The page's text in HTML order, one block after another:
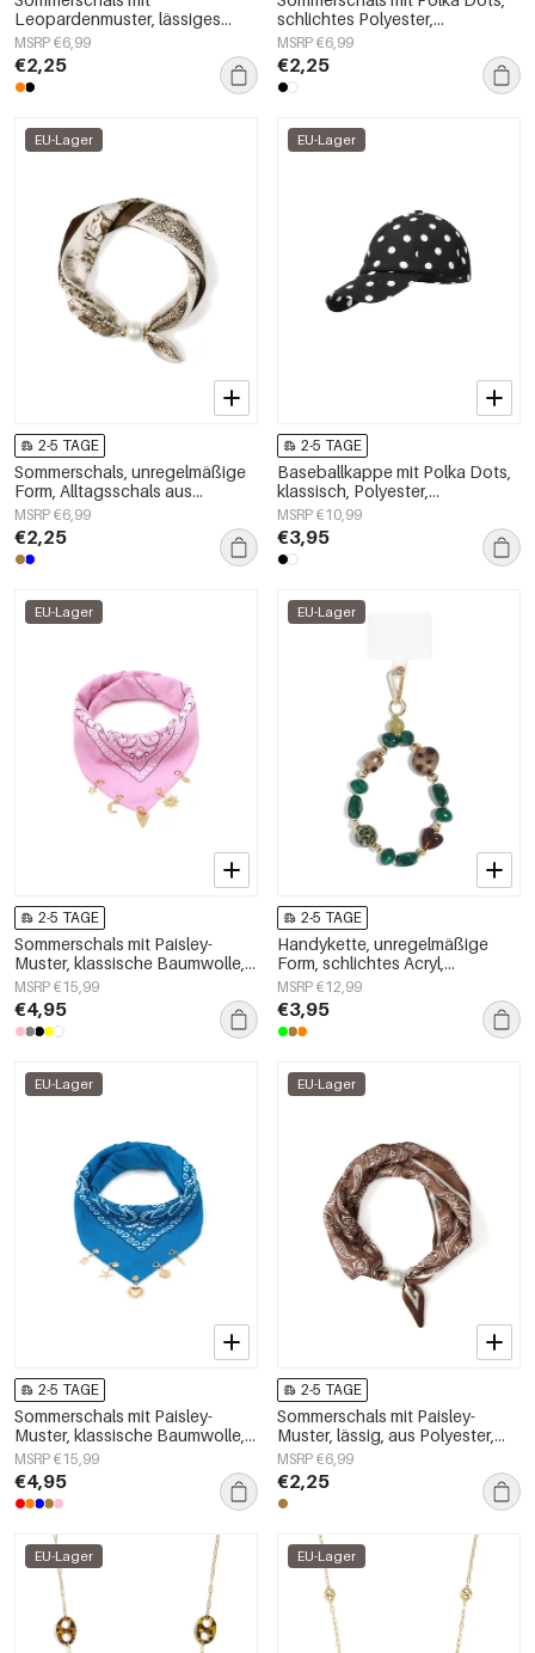
Leopardenmuster, lässiges
Polyester, Alltagsaccessoires
MSRP €6,99
€2,25
schlichtes Polyester,
Alltagsaccessoires
MSRP €6,99
€2,25
EU-Lager
2-5 TAGE
Sommerschals, unregelmäßige
Form, Alltagsschals aus
Polyester, Accessoires für jeden
Tag
MSRP €6,99
€2,25
EU-Lager
2-5 TAGE
Baseballkappe mit Polka Dots,
klassisch, Polyester,
Alltagsaccessoire
MSRP €10,99
€3,95
EU-Lager
2-5 TAGE
Sommerschals mit Paisley-
Muster, klassische Baumwolle,
Alltagsaccessoires
MSRP €15,99
€4,95
EU-Lager
2-5 TAGE
Handykette, unregelmäßige
Form, schlichtes Acryl,
Alltagsaccessoire
MSRP €12,99
€3,95
EU-Lager
2-5 TAGE
Sommerschals mit Paisley-
Muster, klassische Baumwolle,
Alltagsaccessoires
MSRP €15,99
€4,95
EU-Lager
2-5 TAGE
Sommerschals mit Paisley-
Muster, lässig, aus Polyester,
Accessoires für jeden Tag
MSRP €6,99
€2,25
EU-Lager EU-Lager